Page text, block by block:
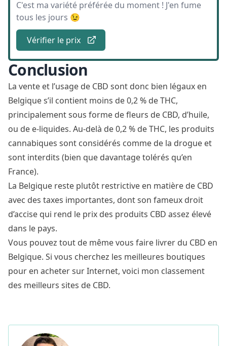
C'est ma variété préférée du moment ! J'en fume
tous les jours 😉
Vérifier le prix
Conclusion
La vente et l’usage de CBD sont donc bien légaux en
Belgique s’il contient moins de 0,2 % de THC,
principalement sous forme de fleurs de CBD, d’huile,
ou de e-liquides. Au-delà de 0,2 % de THC, les produits
cannabiques sont considérés comme de la drogue et
sont interdits (bien que davantage tolérés qu’en
France).
La Belgique reste plutôt restrictive en matière de CBD
avec des taxes importantes, dont son fameux droit
d’accise qui rend le prix des produits CBD assez élevé
dans le pays.
Vous pouvez tout de même vous faire livrer du CBD en
Belgique. Si vous cherchez les meilleures boutiques
pour en acheter sur Internet, voici mon classement
des meilleurs sites de CBD.